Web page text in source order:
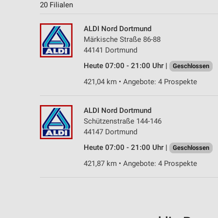
20 Filialen
ALDI Nord Dortmund
Märkische Straße 86-88
44141 Dortmund
Heute 07:00 - 21:00 Uhr |
Geschlossen
421,04 km • Angebote: 4 Prospekte
ALDI Nord Dortmund
Schützenstraße 144-146
44147 Dortmund
Heute 07:00 - 21:00 Uhr |
Geschlossen
421,87 km • Angebote: 4 Prospekte